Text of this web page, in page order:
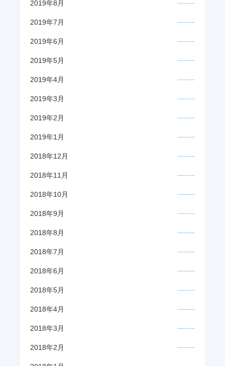
2019年8月
2019年7月
2019年6月
2019年5月
2019年4月
2019年3月
2019年2月
2019年1月
2018年12月
2018年11月
2018年10月
2018年9月
2018年8月
2018年7月
2018年6月
2018年5月
2018年4月
2018年3月
2018年2月